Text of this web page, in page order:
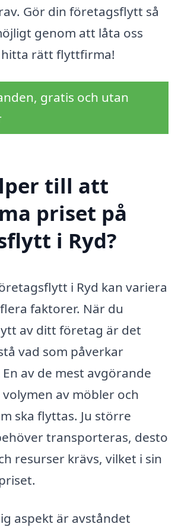
Gör din företagsflytt så
genom att låta oss
rätt flyttfirma!
gratis och utan
till att
priset på
i Ryd?
i Ryd kan variera
faktorer. När du
av ditt företag är det
vad som påverkar
av de mest avgörande
av möbler och
ska flyttas. Ju större
transporteras, desto
resurser krävs, vilket i sin
aspekt är avståndet